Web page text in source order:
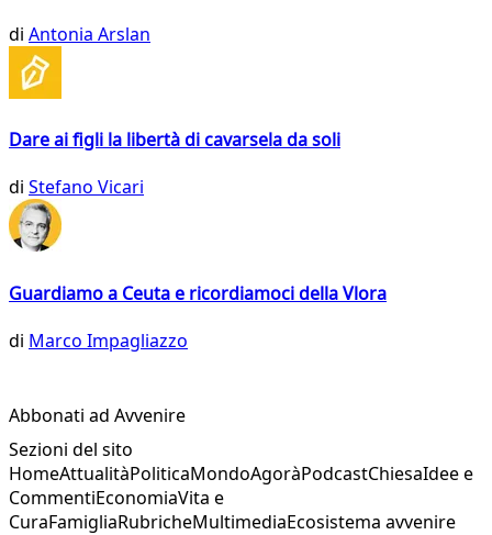
di Antonia Arslan
Dare ai figli la libertà di cavarsela da soli
di Stefano Vicari
Guardiamo a Ceuta e ricordiamoci della Vlora
di Marco Impagliazzo
Abbonati ad Avvenire
Sezioni del sito
HomeAttualitàPoliticaMondoAgoràPodcastChiesaIdee e
CommentiEconomiaVita e
CuraFamigliaRubricheMultimediaEcosistema avvenire